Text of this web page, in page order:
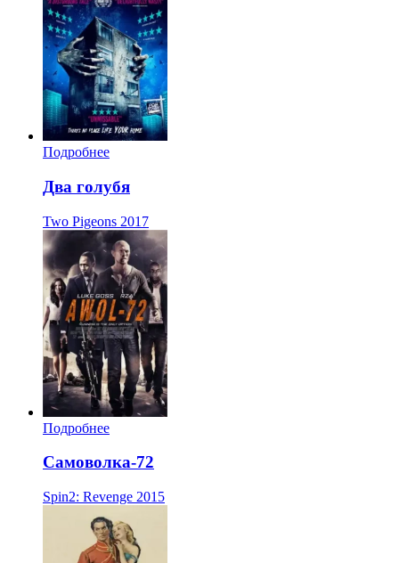
Подробнее
Два голубя
Two Pigeons 2017
Подробнее
Самоволка-72
Spin2: Revenge 2015